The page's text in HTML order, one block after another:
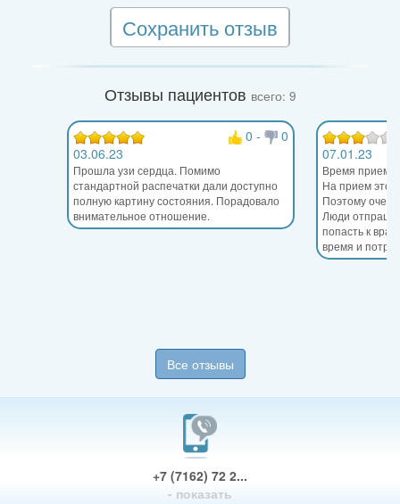
Сохранить отзыв
Отзывы пациентов всего: 9
0 -
0
03.06.23
Прошла узи сердца. Помимо
стандартной распечатки дали доступно
полную картину состояния. Порадовало
внимательное отношение.
07.01.23
Время приема
На прием
Поэтому
Люди
попасть к
время и
Все отзывы
+7 (7162) 72 2...
- показать